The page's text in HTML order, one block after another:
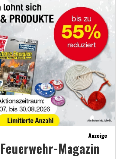
Anzeige
Magazin